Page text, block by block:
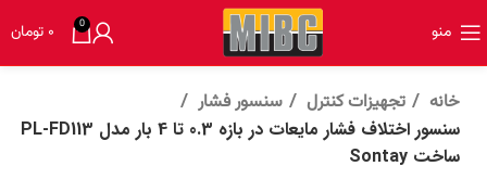
منو 0 ۰ تومان
خانه تجهیزات کنترل
سنسور فشار
سنسور اختلاف فشار مایعات در بازه 0.3 تا 4 بار مدل PL-FD113
ساخت Sontay